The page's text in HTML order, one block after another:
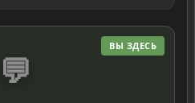
ВЫ ЗДЕСЬ
💬